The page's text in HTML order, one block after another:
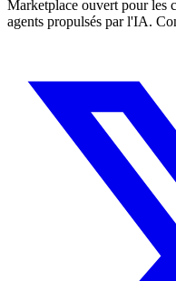
Marketplace ouvert pour les
agents propulsés par l'IA.